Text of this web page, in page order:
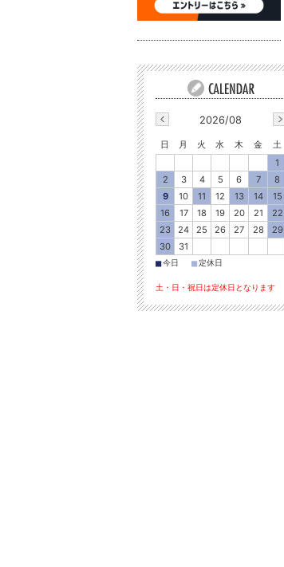
2026/08
日 月 火 水 木 金
土
1
2
3 4 5 6 7
8
9
10 11 12 13 14
15
16
17 18 19 20 21
22
23
24 25 26 27 28
29
30
31
■今日 ■定休日
土・日・祝日は定休日となります